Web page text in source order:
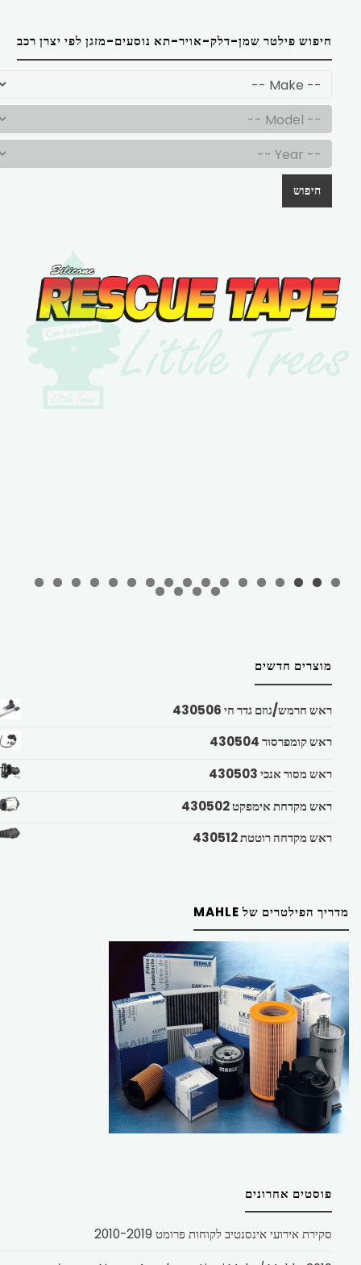
חיפוש פילטר שמן-דלק-אויר-תא נוסעים-מזגן לפי יצרן רכב
חיפוש
מוצרים חדשים
ראש חרמש/גוזם גדר חי 430506
ראש קומפרסור 430504
ראש מסור אנכי 430503
ראש מקדחת אימפקט 430502
ראש מקדחה רוטטת 430512
מדריך הפילטרים של MAHLE
פוסטים אחרונים
סקירת אירועי אינסנטיב לקוחות פרומט 2010-2019